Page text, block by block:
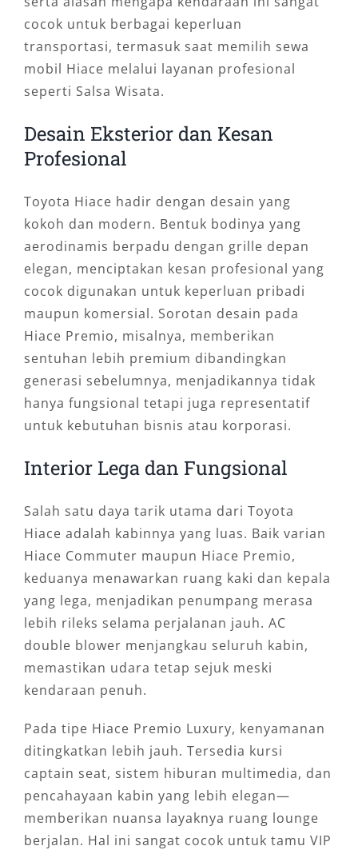
cocok untuk berbagai keperluan
transportasi, termasuk saat memilih sewa
mobil Hiace melalui layanan profesional
seperti Salsa Wisata.
Desain Eksterior dan Kesan
Profesional
Toyota Hiace hadir dengan desain yang
kokoh dan modern. Bentuk bodinya yang
aerodinamis berpadu dengan grille depan
elegan, menciptakan kesan profesional yang
cocok digunakan untuk keperluan pribadi
maupun komersial. Sorotan desain pada
Hiace Premio, misalnya, memberikan
sentuhan lebih premium dibandingkan
generasi sebelumnya, menjadikannya tidak
hanya fungsional tetapi juga representatif
untuk kebutuhan bisnis atau korporasi.
Interior Lega dan Fungsional
Salah satu daya tarik utama dari Toyota
Hiace adalah kabinnya yang luas. Baik varian
Hiace Commuter maupun Hiace Premio,
keduanya menawarkan ruang kaki dan kepala
yang lega, menjadikan penumpang merasa
lebih rileks selama perjalanan jauh. AC
double blower menjangkau seluruh kabin,
memastikan udara tetap sejuk meski
kendaraan penuh.
Pada tipe Hiace Premio Luxury, kenyamanan
ditingkatkan lebih jauh. Tersedia kursi
captain seat, sistem hiburan multimedia, dan
pencahayaan kabin yang lebih elegan—
memberikan nuansa layaknya ruang lounge
berjalan. Hal ini sangat cocok untuk tamu VIP